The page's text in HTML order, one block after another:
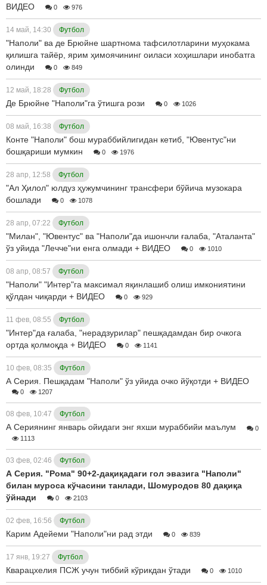
ВИДЕО
0 976
14 май, 14:30 Футбол
"Наполи" ва де Брюйне шартнома тафсилотларини муҳокама
қилишга тайёр, ярим ҳимоячининг оиласи хоҳишлари инобатга
олинди
0 849
12 май, 18:28 Футбол
Де Брюйне "Наполи"га ўтишга рози 0 1026
08 май, 16:38 Футбол
Конте "Наполи" бош мураббийлигидан кетиб, "Ювентус"ни
бошқариши мумкин
0 1976
28 апр, 12:58 Футбол
"Ал Ҳилол" юлдуз ҳужумчининг трансфери бўйича музокара
бошлади
0 1078
28 апр, 07:22 Футбол
"Милан", "Ювентус" ва "Наполи"да ишончли ғалаба, "Аталанта"
ўз уйида "Лечче"ни енга олмади + ВИДЕО
0 1010
08 апр, 08:57 Футбол
"Наполи" "Интер"га максимал яқинлашиб олиш имкониятини
қўлдан чиқарди + ВИДЕО
0 929
11 фев, 08:55 Футбол
"Интер"да ғалаба, "нерадзурилар" пешқадамдан бир очкога
ортда қолмоқда + ВИДЕО
0 1141
10 фев, 08:35 Футбол
А Серия. Пешқадам "Наполи" ўз уйида очко йўқотди + ВИДЕО
0 1207
08 фев, 10:47 Футбол
А Сериянинг январь ойидаги энг яхши мураббийи маълум
0
1113
03 фев, 02:46 Футбол
А Серия. "Рома" 90+2-дақиқадаги гол эвазига "Наполи"
билан муроса кўчасини танлади, Шомуродов 80 дақиқа
ўйнади
0 2103
02 фев, 16:56 Футбол
Карим Адейеми "Наполи"ни рад этди 0 839
17 янв, 19:27 Футбол
Кварацхелия ПСЖ учун тиббий кўрикдан ўтади 0 1010